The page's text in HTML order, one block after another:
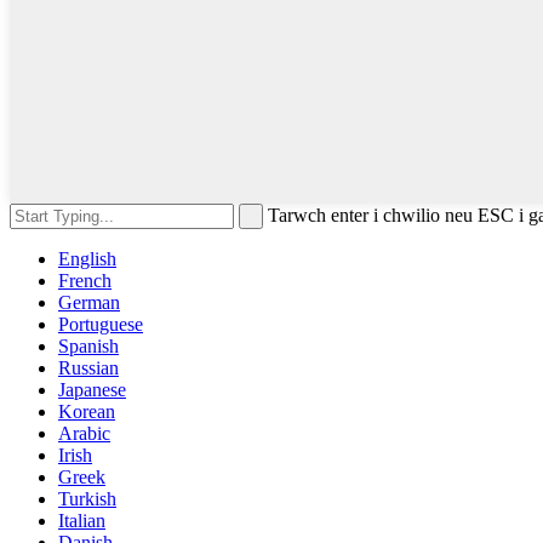
Tarwch enter i chwilio neu ESC i
English
French
German
Portuguese
Spanish
Russian
Japanese
Korean
Arabic
Irish
Greek
Turkish
Italian